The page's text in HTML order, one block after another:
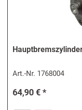
Art.-Nr. 1768004
64,90 € *